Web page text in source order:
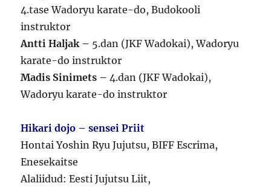
4.tase Wadoryu karate-do, Budokooli
instruktor
Antti Haljak – 5.dan (JKF Wadokai), Wadoryu
karate-do instruktor
Madis Sinimets –4.dan (JKF Wadokai),
Wadoryu karate-do instruktor
Hikari dojo – sensei Priit
Hontai Yoshin Ryu Jujutsu, BIFF Escrima,
Enesekaitse
Alaliidud: Eesti Jujutsu Liit,